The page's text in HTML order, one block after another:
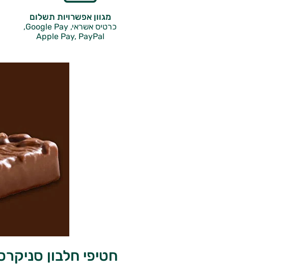
מגוון אפשרויות תשלום
כרטיס אשראי, Google Pay,
Apple Pay, PayPal
חטיפי חלבון